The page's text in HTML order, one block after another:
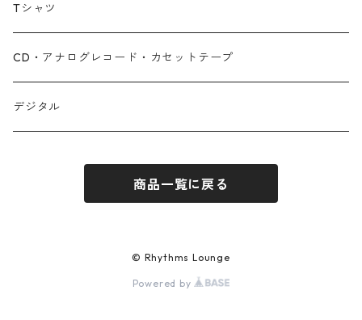
Tシャツ
CD・アナログレコード・カセットテープ
デジタル
商品一覧に戻る
© Rhythms Lounge
Powered by